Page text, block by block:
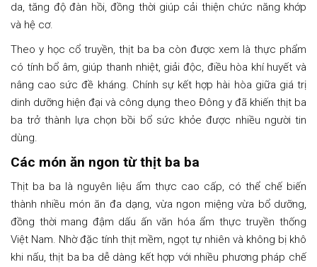
da, tăng độ đàn hồi, đồng thời giúp cải thiện chức năng khớp
và hệ cơ.
Theo y học cổ truyền, thịt ba ba còn được xem là thực phẩm
có tính bổ âm, giúp thanh nhiệt, giải độc, điều hòa khí huyết và
nâng cao sức đề kháng. Chính sự kết hợp hài hòa giữa giá trị
dinh dưỡng hiện đại và công dụng theo Đông y đã khiến thịt ba
ba trở thành lựa chọn bồi bổ sức khỏe được nhiều người tin
dùng.
Các món ăn ngon từ thịt ba ba
Thịt ba ba là nguyên liệu ẩm thực cao cấp, có thể chế biến
thành nhiều món ăn đa dạng, vừa ngon miệng vừa bổ dưỡng,
đồng thời mang đậm dấu ấn văn hóa ẩm thực truyền thống
Việt Nam. Nhờ đặc tính thịt mềm, ngọt tự nhiên và không bị khô
khi nấu, thịt ba ba dễ dàng kết hợp với nhiều phương pháp chế